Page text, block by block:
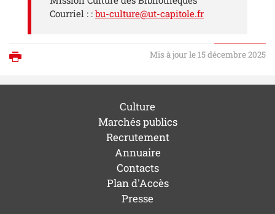
Courriel : : bu-culture@ut-capitole.fr
Mis à jour le 15 décembre 2025
Culture
Marchés publics
Recrutement
Annuaire
Contacts
Plan d'Accès
Presse